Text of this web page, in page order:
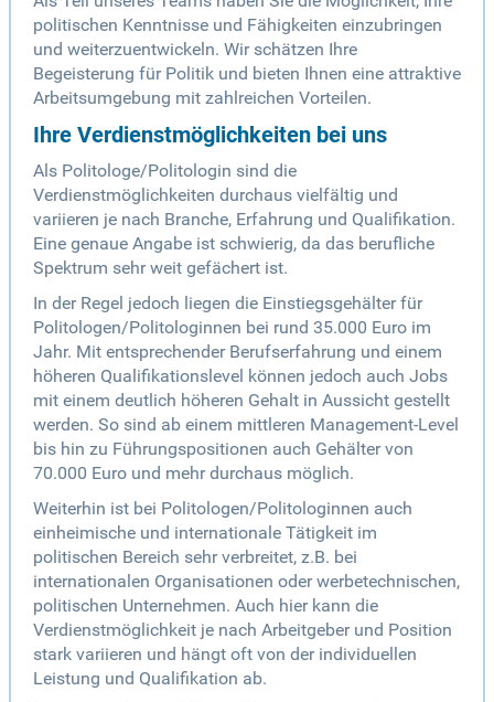
politischen Kenntnisse und Fähigkeiten einzubringen
und weiterzuentwickeln. Wir schätzen Ihre
Begeisterung für Politik und bieten Ihnen eine attraktive
Arbeitsumgebung mit zahlreichen Vorteilen.
Ihre Verdienstmöglichkeiten bei uns
Als Politologe/Politologin sind die
Verdienstmöglichkeiten durchaus vielfältig und
variieren je nach Branche, Erfahrung und Qualifikation.
Eine genaue Angabe ist schwierig, da das berufliche
Spektrum sehr weit gefächert ist.
In der Regel jedoch liegen die Einstiegsgehälter für
Politologen/Politologinnen bei rund 35.000 Euro im
Jahr. Mit entsprechender Berufserfahrung und einem
höheren Qualifikationslevel können jedoch auch Jobs
mit einem deutlich höheren Gehalt in Aussicht gestellt
werden. So sind ab einem mittleren Management-Level
bis hin zu Führungspositionen auch Gehälter von
70.000 Euro und mehr durchaus möglich.
Weiterhin ist bei Politologen/Politologinnen auch
einheimische und internationale Tätigkeit im
politischen Bereich sehr verbreitet, z.B. bei
internationalen Organisationen oder werbetechnischen,
politischen Unternehmen. Auch hier kann die
Verdienstmöglichkeit je nach Arbeitgeber und Position
stark variieren und hängt oft von der individuellen
Leistung und Qualifikation ab.